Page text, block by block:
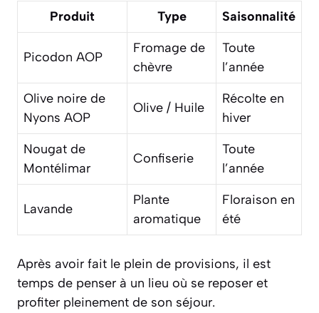
Produit Type Saisonnalité
Picodon AOP
Fromage de
chèvre
Toute
l’année
Olive noire de
Nyons AOP
Olive / Huile
Récolte en
hiver
Nougat de
Montélimar
Confiserie
Toute
l’année
Lavande
Plante
aromatique
Floraison en
été
Après avoir fait le plein de provisions, il est
temps de penser à un lieu où se reposer et
profiter pleinement de son séjour.